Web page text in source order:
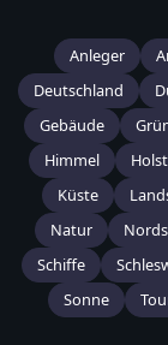
Anleger
Deutschland
Gebäude
Himmel
Küste
Natur
Schiffe
Sonne